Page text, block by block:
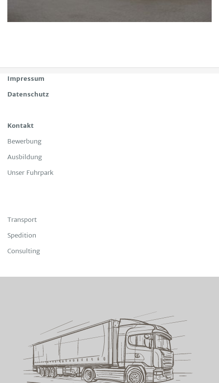
Impressum
Datenschutz
Kontakt
Bewerbung
Ausbildung
Unser Fuhrpark
Transport
Spedition
Consulting